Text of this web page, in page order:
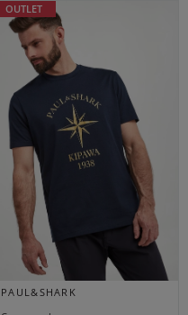
OUTLET
PAUL&SHARK